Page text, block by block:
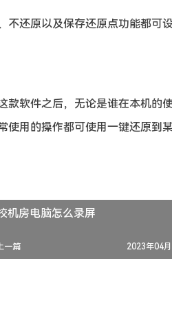
不还原以及保存还原点功能都可
款软件之后，无论是谁在本机的
使用的操作都可使用一键还原到
机房电脑怎么录屏
一篇 2023年04